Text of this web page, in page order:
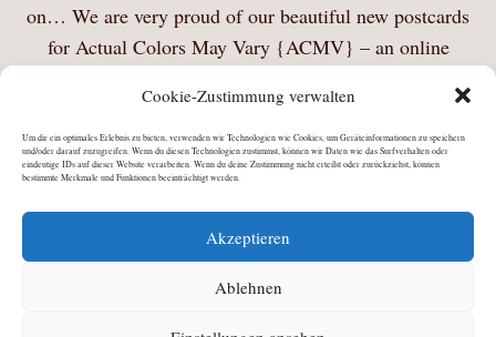
Cookie-Zustimmung verwalten
Um dir ein optimales Erlebnis zu bieten, verwenden wir Technologien wie Cookies, um Geräteinformationen zu speichern
und/oder darauf zuzugreifen. Wenn du diesen Technologien zustimmst, können wir Daten wie das Surfverhalten oder
eindeutige IDs auf dieser Website verarbeiten. Wenn du deine Zustimmung nicht erteilst oder zurückziehst, können
bestimmte Merkmale und Funktionen beeinträchtigt werden.
Akzeptieren
Ablehnen
on… We are very proud of our beautiful new postcards
for Actual Colors May Vary {ACMV} – an online